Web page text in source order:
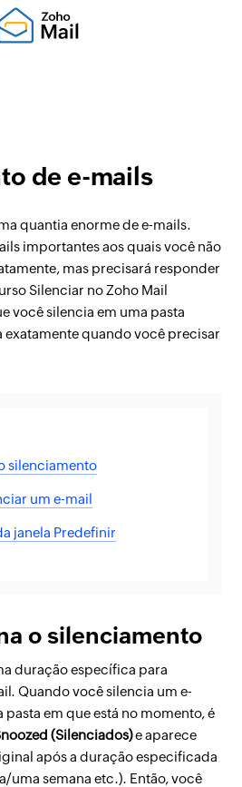
de e-mails
quantia enorme de e-mails.
importantes aos quais você não
mas precisará responder
Silenciar no Zoho Mail
você silencia em uma pasta
exatamente quando você precisar
silenciamento
um e-mail
janela Predefinir
o silenciamento
duração específica para
Quando você silencia um e-
pasta em que está no momento, é
(Silenciados)e aparece
após a duração especificada
uma semana etc.). Então, você